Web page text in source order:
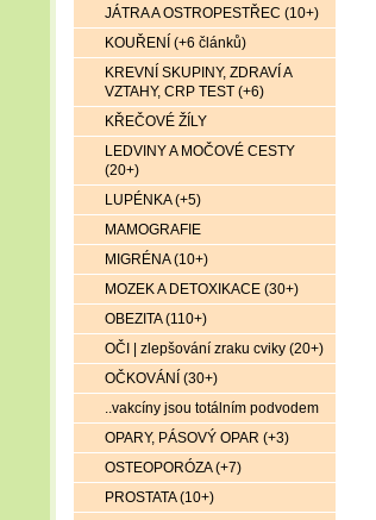
JÁTRA A OSTROPESTŘEC (10+)
KOUŘENÍ (+6 článků)
KREVNÍ SKUPINY, ZDRAVÍ A
VZTAHY, CRP TEST (+6)
KŘEČOVÉ ŽÍLY
LEDVINY A MOČOVÉ CESTY
(20+)
LUPÉNKA (+5)
MAMOGRAFIE
MIGRÉNA (10+)
MOZEK A DETOXIKACE (30+)
OBEZITA (110+)
OČI | zlepšování zraku cviky (20+)
OČKOVÁNÍ (30+)
..vakcíny jsou totálním podvodem
OPARY, PÁSOVÝ OPAR (+3)
OSTEOPORÓZA (+7)
PROSTATA (10+)